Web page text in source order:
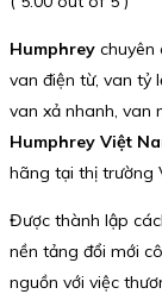
Humphrey chuyên
van điện từ, van tỷ
van xả nhanh, van
Humphrey Việt
hãng tại thị trường
Được thành lập
nền tảng đổi mới
nguồn với việc